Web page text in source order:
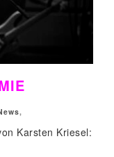
,
Karsten Kriesel: